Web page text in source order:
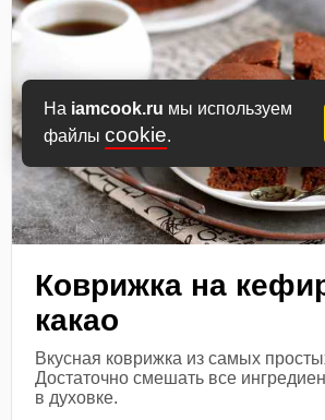
На iamcook.ru мы используем
файлы cookie.
Коврижка на
какао
Вкусная коврижка из самых
Достаточно смешать все
в духовке.